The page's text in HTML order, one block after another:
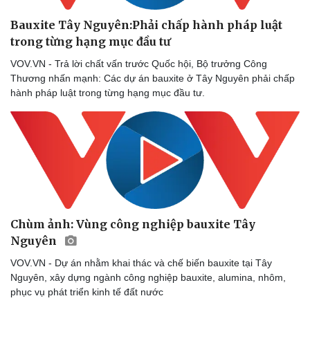
Lịch thi đấu bóng đá
Thế giới thể thao
Hậu trường
Ô tô - Xe máy
Xe máy
Bauxite Tây Nguyên:Phải chấp hành pháp luật
trong từng hạng mục đầu tư
VOV.VN - Trả lời chất vấn trước Quốc hội, Bộ trưởng Công
Thương nhấn mạnh: Các dự án bauxite ở Tây Nguyên phải chấp
hành pháp luật trong từng hạng mục đầu tư.
Chùm ảnh: Vùng công nghiệp bauxite Tây
Nguyên
VOV.VN - Dự án nhằm khai thác và chế biến bauxite tại Tây
Nguyên, xây dựng ngành công nghiệp bauxite, alumina, nhôm,
phục vụ phát triển kinh tế đất nước